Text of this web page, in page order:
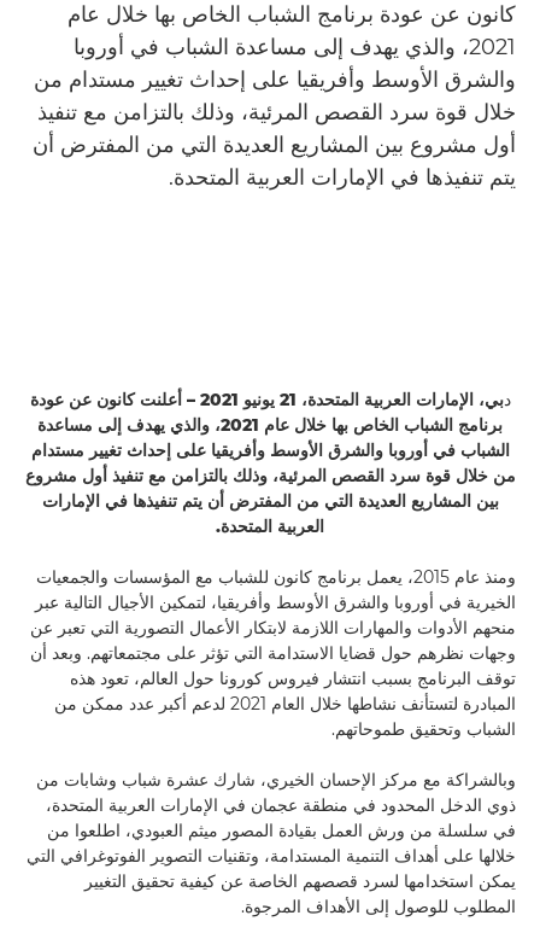
كانون عن عودة برنامج الشباب الخاص بها خلال عام
2021، والذي يهدف إلى مساعدة الشباب في أوروبا
والشرق الأوسط وأفريقيا على إحداث تغيير مستدام من
خلال قوة سرد القصص المرئية، وذلك بالتزامن مع تنفيذ
أول مشروع بين المشاريع العديدة التي من المفترض أن
يتم تنفيذها في الإمارات العربية المتحدة.
د
بي، الإمارات العربية المتحدة، 21 يونيو 2021 – أعلنت كانون عن عودة
برنامج الشباب الخاص بها خلال عام 2021، والذي يهدف إلى مساعدة
الشباب في أوروبا والشرق الأوسط وأفريقيا على إحداث تغيير مستدام
من خلال قوة سرد القصص المرئية، وذلك بالتزامن مع تنفيذ أول مشروع
بين المشاريع العديدة التي من المفترض أن يتم تنفيذها في الإمارات
العربية المتحدة.
ومنذ عام 2015، يعمل برنامج كانون للشباب مع المؤسسات والجمعيات
الخيرية في أوروبا والشرق الأوسط وأفريقيا، لتمكين الأجيال التالية عبر
منحهم الأدوات والمهارات اللازمة لابتكار الأعمال التصورية التي تعبر عن
وجهات نظرهم حول قضايا الاستدامة التي تؤثر على مجتمعاتهم. وبعد أن
توقف البرنامج بسبب انتشار فيروس كورونا حول العالم، تعود هذه
المبادرة لتستأنف نشاطها خلال العام 2021 لدعم أكبر عدد ممكن من
الشباب وتحقيق طموحاتهم.
وبالشراكة مع مركز الإحسان الخيري، شارك عشرة شباب وشابات من
ذوي الدخل المحدود في منطقة عجمان في الإمارات العربية المتحدة،
في سلسلة من ورش العمل بقيادة المصور ميثم العبودي، اطلعوا من
خلالها على أهداف التنمية المستدامة، وتقنيات التصوير الفوتوغرافي التي
يمكن استخدامها لسرد قصصهم الخاصة عن كيفية تحقيق التغيير
المطلوب للوصول إلى الأهداف المرجوة.